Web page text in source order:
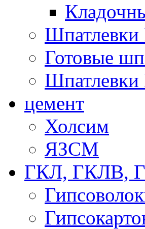
Готовые
цемент
Холсим
ЯЗCМ
ГКЛ, ГКЛВ,